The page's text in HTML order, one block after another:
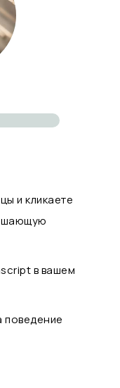
и кликаете
в вашем